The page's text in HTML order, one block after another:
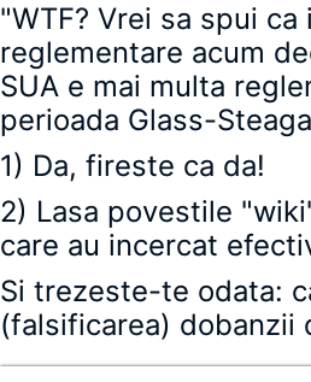
"WTF? Vrei sa spui
reglementare acum
SUA e mai multa
perioada Glass-
1) Da, fireste ca da!
2) Lasa povestile
care au incercat
Si trezeste-te odata:
(falsificarea) dobanzii